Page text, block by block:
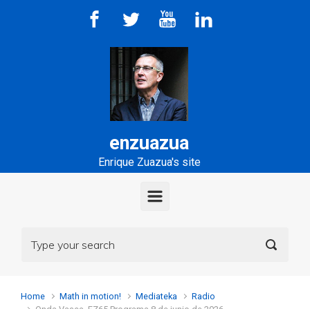
Skip to main content
enzuazua
Enrique Zuazua's site
Home Math in motion! Mediateka
Radio